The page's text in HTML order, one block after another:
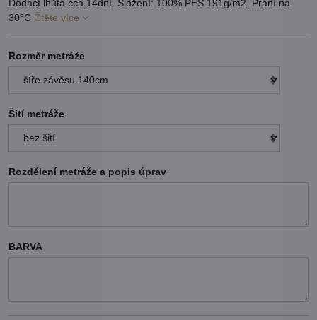
Dodací lhůta cca 14dní. Složení: 100% PES 191g/m2. Praní na
30°C Čtěte více
Rozměr metráže
Šití metráže
Rozdělení metráže a popis úprav
BARVA